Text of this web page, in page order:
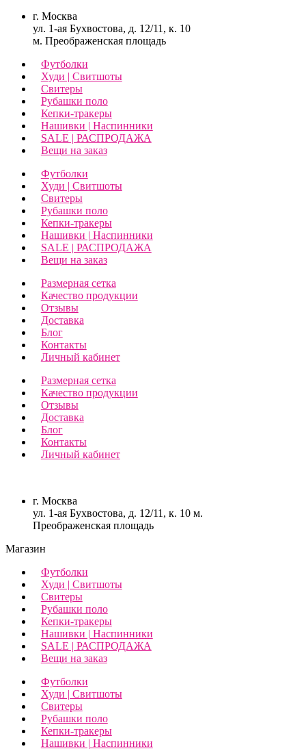
г. Москва
ул. 1-ая Бухвостова, д. 12/11, к. 10
м. Преображенская площадь
Футболки
Худи | Свитшоты
Свитеры
Рубашки поло
Кепки-тракеры
Нашивки | Наспинники
SALE | РАСПРОДАЖА
Вещи на заказ
Футболки
Худи | Свитшоты
Свитеры
Рубашки поло
Кепки-тракеры
Нашивки | Наспинники
SALE | РАСПРОДАЖА
Вещи на заказ
Размерная сетка
Качество продукции
Отзывы
Доставка
Блог
Контакты
Личный кабинет
Размерная сетка
Качество продукции
Отзывы
Доставка
Блог
Контакты
Личный кабинет
г. Москва
ул. 1-ая Бухвостова, д. 12/11, к. 10 м.
Преображенская площадь
Магазин
Футболки
Худи | Свитшоты
Свитеры
Рубашки поло
Кепки-тракеры
Нашивки | Наспинники
SALE | РАСПРОДАЖА
Вещи на заказ
Футболки
Худи | Свитшоты
Свитеры
Рубашки поло
Кепки-тракеры
Нашивки | Наспинники